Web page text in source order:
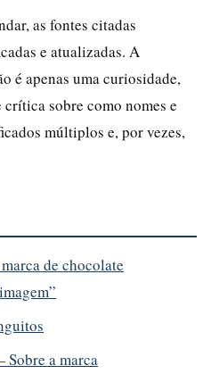
as fontes citadas
e atualizadas. A
é apenas uma curiosidade,
sobre como nomes e
múltiplos e, por vezes,
de chocolate
a marca